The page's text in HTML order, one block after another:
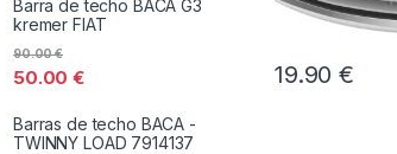
19.90€
Barra de techo BACA G3
kremer FIAT
50.00€
90.00€
Barras de techo BACA -
TWINNY LOAD 7914137